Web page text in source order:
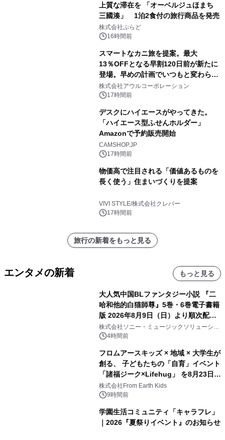
上質な滞在を 「オーベルジュほまち
三國湊」 1泊2食付の旅行商品を発売
株式会社ぷらど
16時間前
スマートなカニ旅を提案。最大
13％OFFとなる早割120日前が新たに
登場。早めの計画でいつもと変わらぬ
大人の冬旅を。ー夕日ヶ浦温泉「佳松
苑 別邸ふうか」ー
株式会社アウルコーポレーション
17時間前
デスクにハイエースがやってきた。
「ハイエース型ふせんホルダー」
Amazonで予約販売開始
CAMSHOP.JP
17時間前
物価高で注目される「価値あるものを
長く使う」住まいづくりを提案
VIVI STYLE/株式会社クレバー
17時間前
旅行の新着をもっと見る
エンタメの新着 もっと見る
大人気中国BLファンタジー小説 『二
哈和他的白猫師尊』5巻・6巻電子書籍
版 2026年8月9日（日）より順次配信
開始
株式会社ソニー・ミュージックソリューショ
ンズ4時間前
フロムアースキッズ × 地域 × 大学生が
創る、 子どもたちの「自育」イベント
「諸福ジーク×Lifehug」 を8月23日
(日)開催
株式会社From Earth Kids
9時間前
学園生活コミュニティ「キャラフレ」
｜2026『夏祭りイベント』のお知らせ